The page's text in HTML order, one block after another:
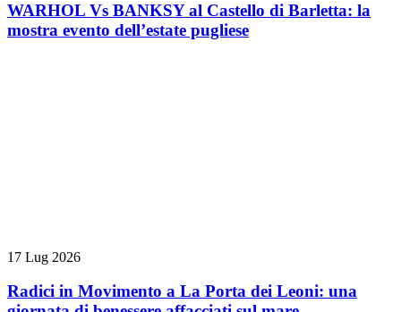
WARHOL Vs BANKSY al Castello di Barletta: la
mostra evento dell’estate pugliese
17 Lug 2026
Radici in Movimento a La Porta dei Leoni: una